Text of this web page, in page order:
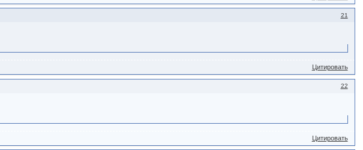
21
Цитировать
22
Цитировать